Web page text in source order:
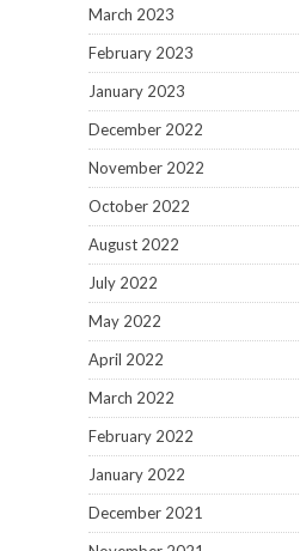
March 2023
February 2023
January 2023
December 2022
November 2022
October 2022
August 2022
July 2022
May 2022
April 2022
March 2022
February 2022
January 2022
December 2021